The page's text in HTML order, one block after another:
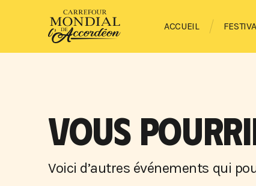
ACCUEIL
VOUS
Voici d’autres événements qui